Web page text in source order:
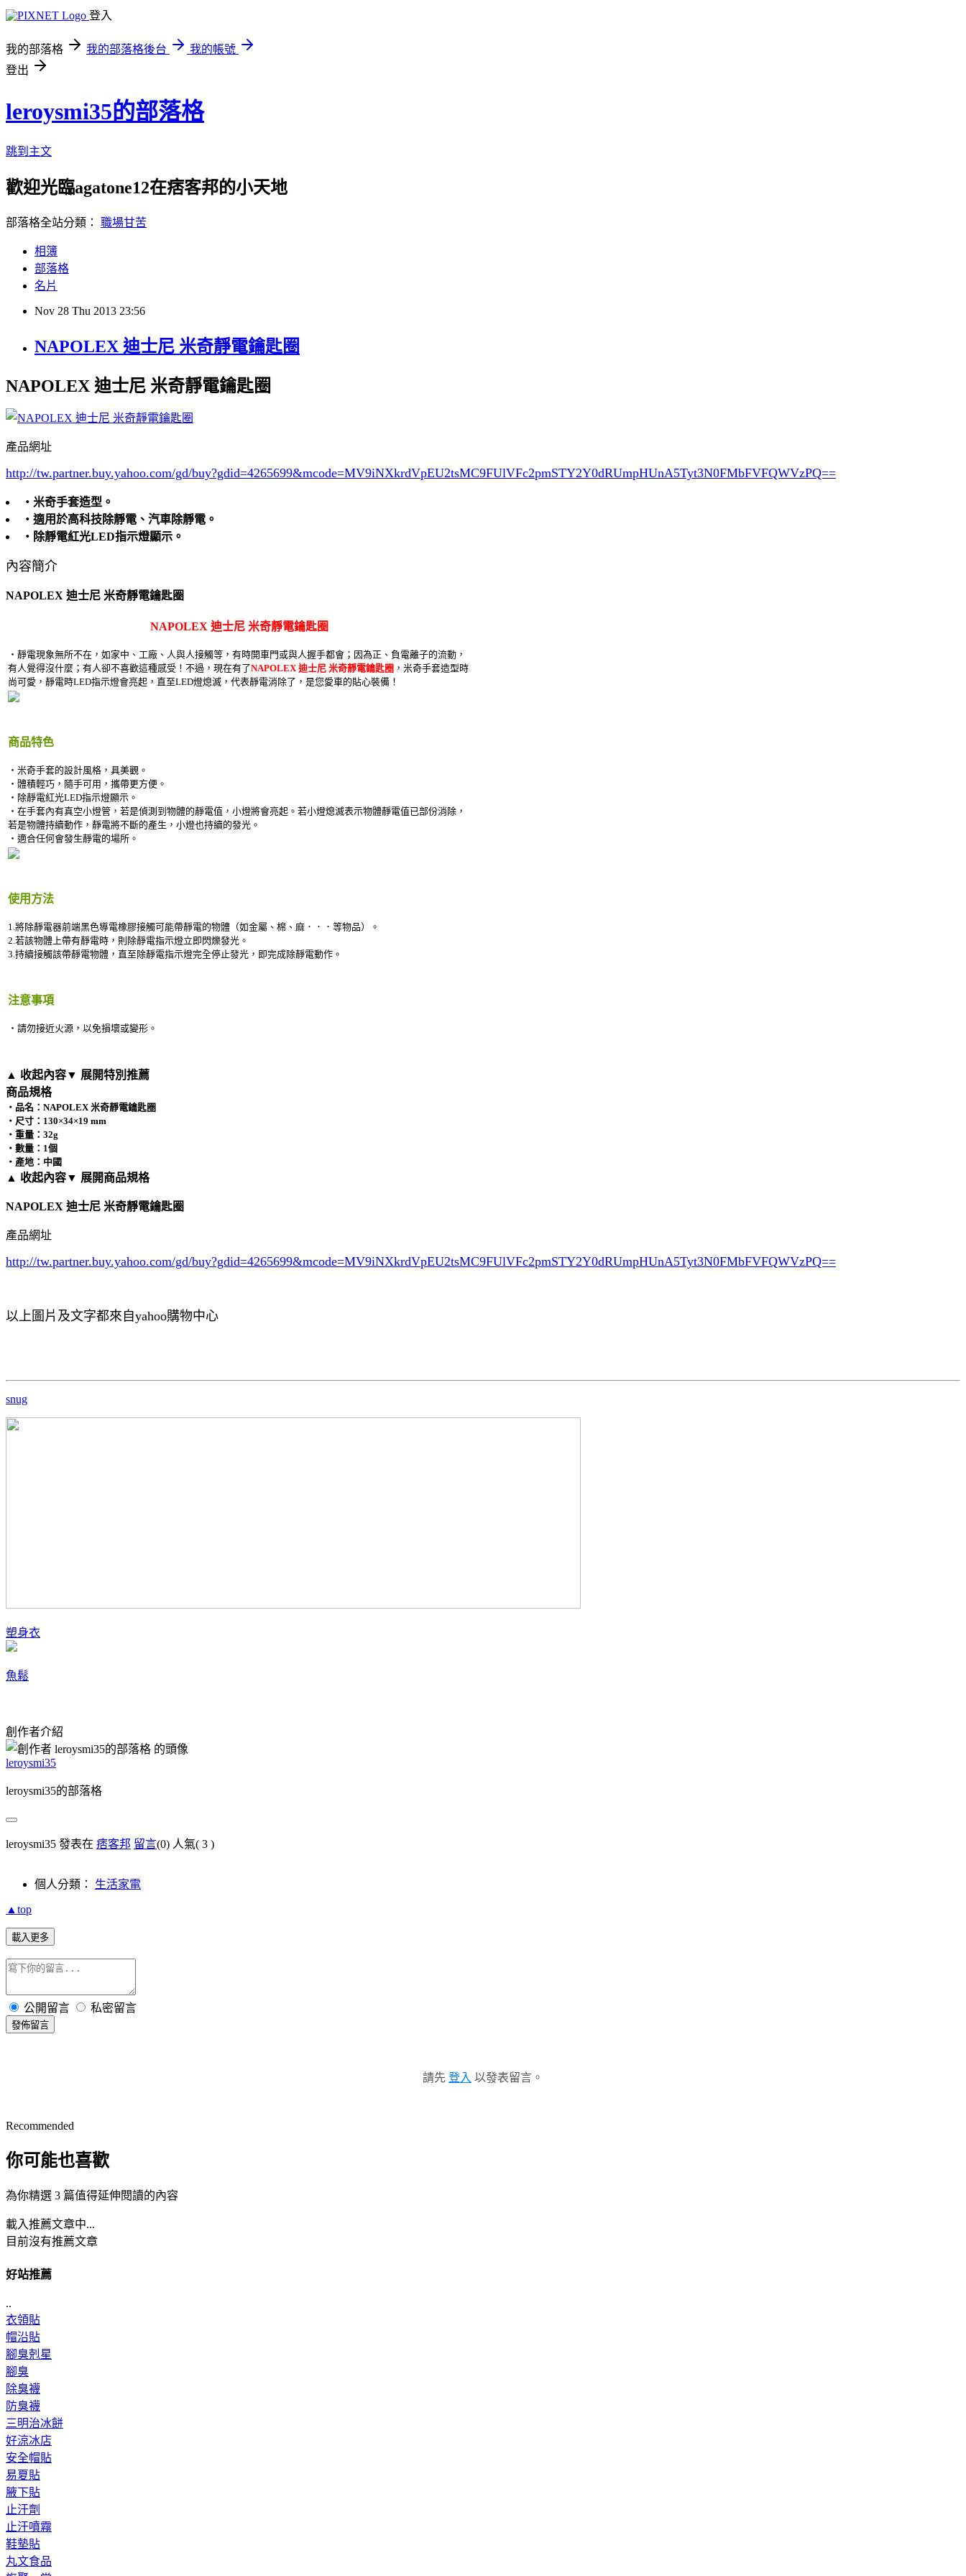
登入
我的部落格 我的部落格後台
我的帳號
登出
leroysmi35的部落格
跳到主文
歡迎光臨agatone12在痞客邦的小天地
部落格全站分類： 職場甘苦
相簿
部落格
名片
Nov 28 Thu 2013 23:56
NAPOLEX 迪士尼 米奇靜電鑰匙圈
NAPOLEX 迪士尼 米奇靜電鑰匙圈
產品網址
http://tw.partner.buy.yahoo.com/gd/buy?gdid=4265699&mcode=MV9iNXkrdVpEU2tsMC9FUlVFc2pmSTY2Y0dRUmpHUnA5Tyt3N0FMbFVFQWVzPQ==
‧米奇手套造型。
‧適用於高科技除靜電、汽車除靜電。
‧除靜電紅光LED指示燈顯示。
內容簡介
NAPOLEX 迪士尼 米奇靜電鑰匙圈
NAPOLEX 迪士尼 米奇靜電鑰匙圈
‧靜電現象無所不在，如家中、工廠、人與人接觸等，有時開車門或與人握手都會；因為正、負電離子的流動，
有人覺得沒什麼；有人卻不喜歡這種感受！不過，現在有了NAPOLEX 迪士尼 米奇靜電鑰匙圈 ，米奇手套造型時
尚可愛，靜電時LED指示燈會亮起，直至LED燈熄滅，代表靜電消除了，是您愛車的貼心裝備！
商品特色
‧米奇手套的設計風格，具美觀。
‧體積輕巧，隨手可用，攜帶更方便。
‧除靜電紅光LED指示燈顯示。
‧在手套內有真空小燈管，若是偵測到物體的靜電值，小燈將會亮起。若小燈熄滅表示物體靜電值已部份消除，
若是物體持續動作，靜電將不斷的產生，小燈也持續的發光。
‧適合任何會發生靜電的場所。
使用方法
1.將除靜電器前端黑色導電橡膠接觸可能帶靜電的物體（如金屬、棉、麻．．．等物品）。
2.若該物體上帶有靜電時，則除靜電指示燈立即閃爍發光。
3.持續接觸該帶靜電物體，直至除靜電指示燈完全停止發光，即完成除靜電動作。
注意事項
‧請勿接近火源，以免損壞或變形。
▲ 收起內容▼ 展開特別推薦
商品規格
‧品名：NAPOLEX 米奇靜電鑰匙圈
‧尺寸：130×34×19 mm
‧重量：32g
‧數量：1個
‧產地：中國
▲ 收起內容▼ 展開商品規格
NAPOLEX 迪士尼 米奇靜電鑰匙圈
產品網址
http://tw.partner.buy.yahoo.com/gd/buy?gdid=4265699&mcode=MV9iNXkrdVpEU2tsMC9FUlVFc2pmSTY2Y0dRUmpHUnA5Tyt3N0FMbFVFQWVzPQ==
以上圖片及文字都來自yahoo購物中心
snug
塑身衣
魚鬆
創作者介紹
leroysmi35
leroysmi35的部落格
leroysmi35 發表在 痞客邦 留言(0) 人氣( 3 )
個人分類： 生活家電
▲top
載入更多
公開留言 私密留言
發佈留言
請先 登入 以發表留言。
Recommended
你可能也喜歡
為你精選 3 篇值得延伸閱讀的內容
載入推薦文章中...
目前沒有推薦文章
好站推薦
..
衣領貼
帽沿貼
腳臭剋星
腳臭
除臭襪
防臭襪
三明治冰餅
好涼冰店
安全帽貼
易夏貼
腋下貼
止汗劑
止汗噴霧
鞋墊貼
丸文食品